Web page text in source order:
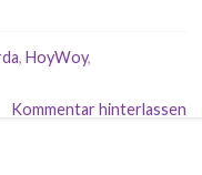
, HoyWoy,
Kommentar hinterlassen